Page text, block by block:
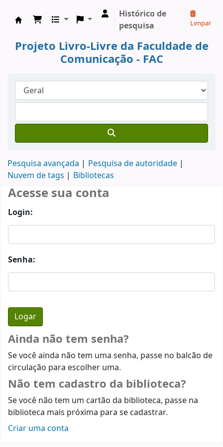
Histórico de
pesquisa
Limpar
Projeto Livro-Livre da Faculdade de
Comunicação - FAC
Pesquisa avançada
Pesquisa de autoridade
Nuvem de tags
Bibliotecas
Acesse sua conta
Login:
Senha:
Ainda não tem senha?
Se você ainda não tem uma senha, passe no balcão de
circulação para escolher uma.
Não tem cadastro da biblioteca?
Se você não tem um cartão da biblioteca, passe na
biblioteca mais próxima para se cadastrar.
Criar uma conta